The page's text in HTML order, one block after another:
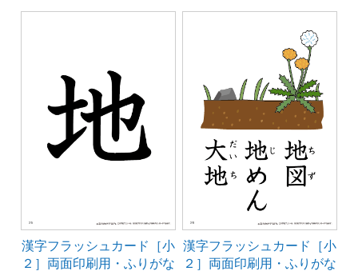
漢字フラッシュカード［小
２］両面印刷用・ふりがな
漢字フラッシュカード［小
２］両面印刷用・ふりがな